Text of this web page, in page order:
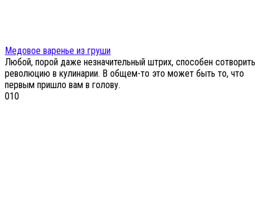
Медовое варенье из груши
Любой, порой даже незначительный штрих, способен сотворить
революцию в кулинарии. В общем-то это может быть то, что
первым пришло вам в голову.
010